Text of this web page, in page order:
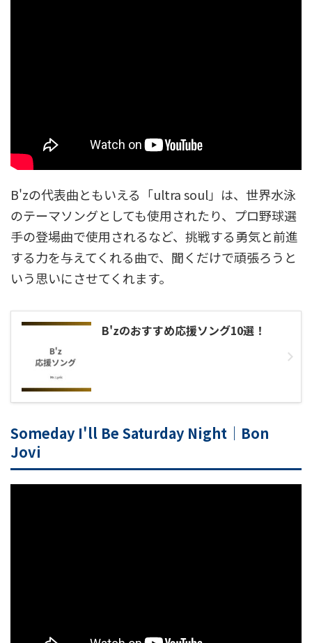
B'zの代表曲ともいえる「ultra soul」は、世界水泳
のテーマソングとしても使用されたり、プロ野球選
手の登場曲で使用されるなど、挑戦する勇気と前進
する力を与えてくれる曲で、聞くだけで頑張ろうと
いう思いにさせてくれます。
B'zのおすすめ応援ソング10選！
Someday I'll Be Saturday Night｜Bon
Jovi